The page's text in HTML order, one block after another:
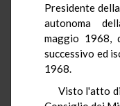
Presidente
autonoma
maggio 1968,
successivo ed
1968.
Visto l'atto